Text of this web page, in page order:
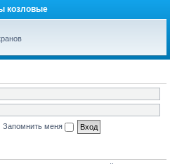
козловые
Запомнить меня